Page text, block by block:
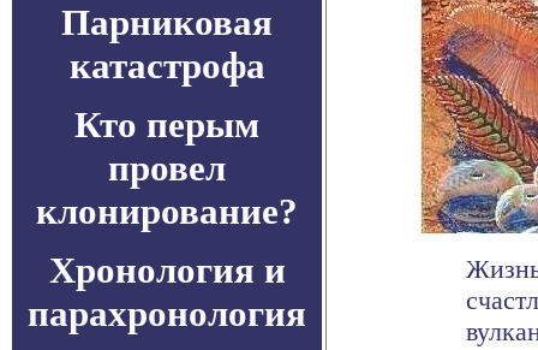
Парниковая
катастрофа
Кто перым
провел
клонирование?
Хронология и
парахронология